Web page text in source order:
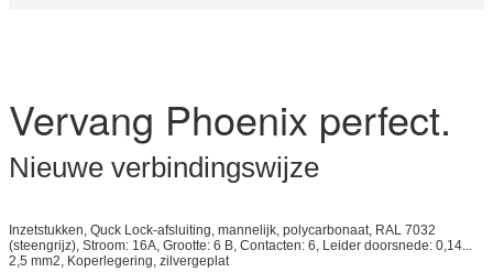
Vervang Phoenix perfect.
Nieuwe verbindingswijze
Inzetstukken, Quck Lock-afsluiting, mannelijk, polycarbonaat, RAL 7032
(steengrijz), Stroom: 16A, Grootte: 6 B, Contacten: 6, Leider doorsnede: 0,14...
2,5 mm2, Koperlegering, zilvergeplat